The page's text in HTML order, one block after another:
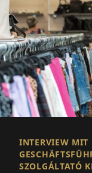
INTERVIEW MIT
SZOLGÁLTATÓ